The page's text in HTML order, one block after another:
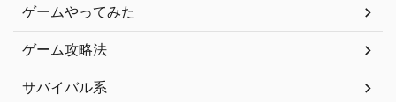
ゲームやってみた
ゲーム攻略法
サバイバル系